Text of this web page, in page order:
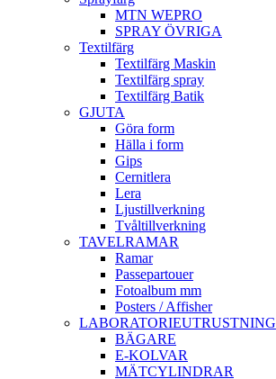
MTN WEPRO
SPRAY ÖVRIGA
Textilfärg
Textilfärg Maskin
Textilfärg spray
Textilfärg Batik
GJUTA
Göra form
Hälla i form
Gips
Cernitlera
Lera
Ljustillverkning
Tvåltillverkning
TAVELRAMAR
Ramar
Passepartouer
Fotoalbum mm
Posters / Affisher
LABORATORIEUTRUSTNING
BÄGARE
E-KOLVAR
MÄTCYLINDRAR